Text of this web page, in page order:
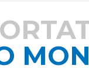
DÉCOUVREZ COMMENT